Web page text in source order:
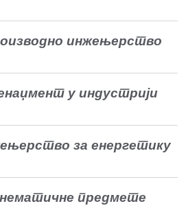
инжењерство
у индустрији
за енергетику
предмете